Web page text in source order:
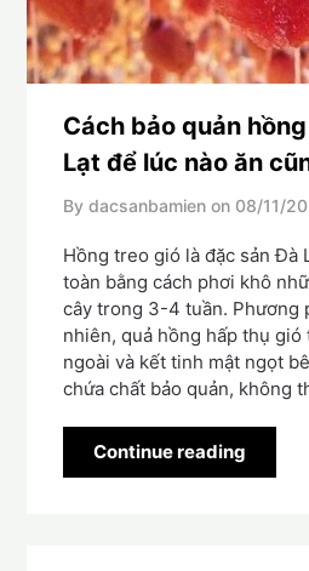
Cách bảo quản
Lạt để lúc nào ăn
By dacsanbamien on 08/11/
Hồng treo gió là đặc sản Đà
toàn bằng cách phơi khô
cây trong 3-4 tuần. Phương
nhiên, quả hồng hấp thụ gió
ngoài và kết tinh mật ngọt
chứa chất bảo quản, không
Continue reading